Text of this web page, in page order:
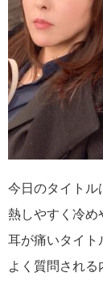
今日のタイトル
熱しやすく冷め
耳が痛いタイト
よく質問される